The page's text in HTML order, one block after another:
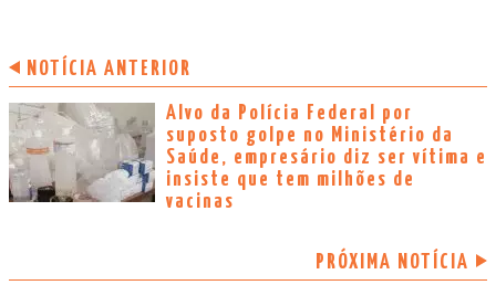
NOTÍCIA ANTERIOR
Alvo da Polícia Federal por
suposto golpe no Ministério da
Saúde, empresário diz ser vítima e
insiste que tem milhões de
vacinas
PRÓXIMA NOTÍCIA